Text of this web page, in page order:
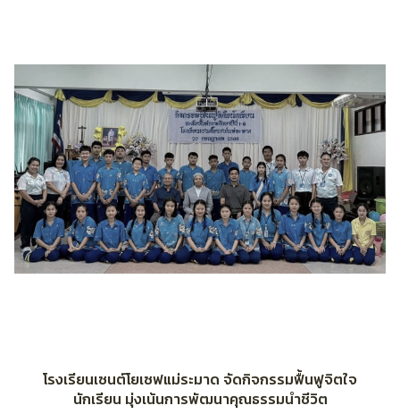
โรงเรียนเซนต์โยเซฟแม่ระมาด จัดกิจกรรมฟื้นฟูจิตใจ
นักเรียน มุ่งเน้นการพัฒนาคุณธรรมนำชีวิต